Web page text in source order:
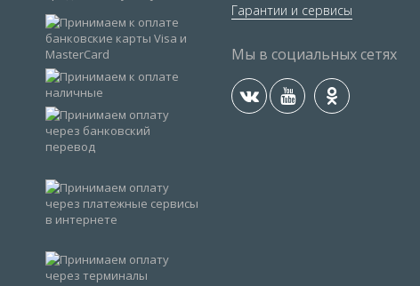
Гарантии и сервисы
Мы в социальных сетях